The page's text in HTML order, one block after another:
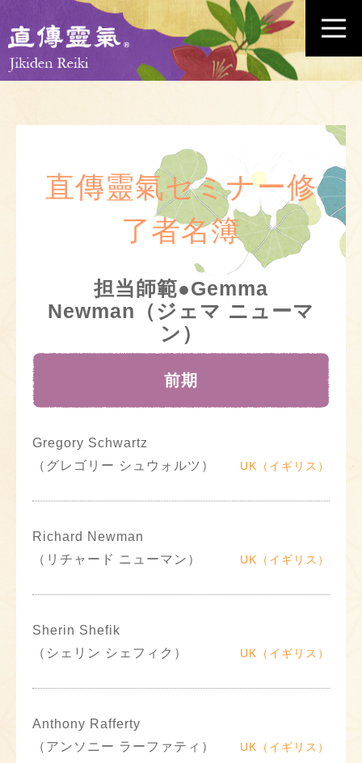
直傳靈氣セミナー修
了者名簿
担当師範●Gemma
Newman（ジェマ ニューマ
ン）
前期
Gregory Schwartz
（グレゴリー シュウォルツ）
UK（イギリス）
Richard Newman
（リチャード ニューマン）
UK（イギリス）
Sherin Shefik
（シェリン シェフィク）
UK（イギリス）
Anthony Rafferty
（アンソニー ラーファティ）
UK（イギリス）